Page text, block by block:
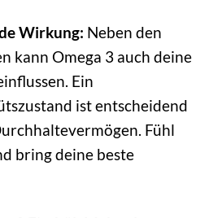
Wirkung: Neben den
kann Omega 3 auch deine
Ein
ist entscheidend
Fühl
bring deine beste